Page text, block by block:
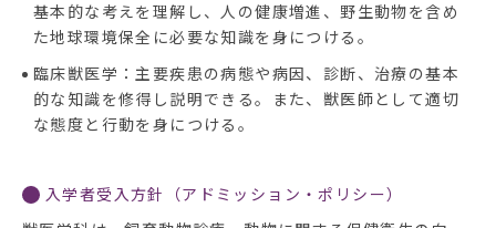
基本的な考えを理解し、人の健康増進、野生動物を含め
た地球環境保全に必要な知識を身につける。
臨床獣医学：主要疾患の病態や病因、診断、治療の基本
的な知識を修得し説明できる。また、獣医師として適切
な態度と行動を身につける。
入学者受入方針（アドミッション・ポリシー）